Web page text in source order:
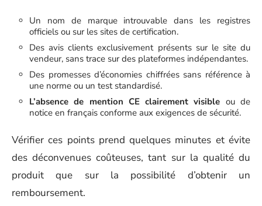
Un nom de marque introuvable dans les registres
officiels ou sur les sites de certification.
Des avis clients exclusivement présents sur le site du
vendeur, sans trace sur des plateformes indépendantes.
Des promesses d’économies chiffrées sans référence à
une norme ou un test standardisé.
L’absence de mention CE clairement visible ou de
notice en français conforme aux exigences de sécurité.
Vérifier ces points prend quelques minutes et évite
des déconvenues coûteuses, tant sur la qualité du
produit que sur la possibilité d’obtenir un
remboursement.